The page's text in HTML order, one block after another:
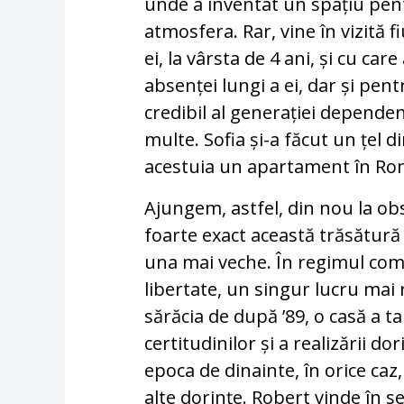
atmosfera. Rar, vine în vizită
ei, la vârsta de 4 ani, și cu
absenței lungi a ei, dar și
credibil al generației
multe. Sofia și-a făcut un țel
acestuia un apartament în
Ajungem, astfel, din nou la
foarte exact această
una mai veche. În regimul
libertate, un singur lucru mai
sărăcia de după ’89, o casă
certitudinilor și a realizării
epoca de dinainte, în orice
alte dorințe. Robert vinde în